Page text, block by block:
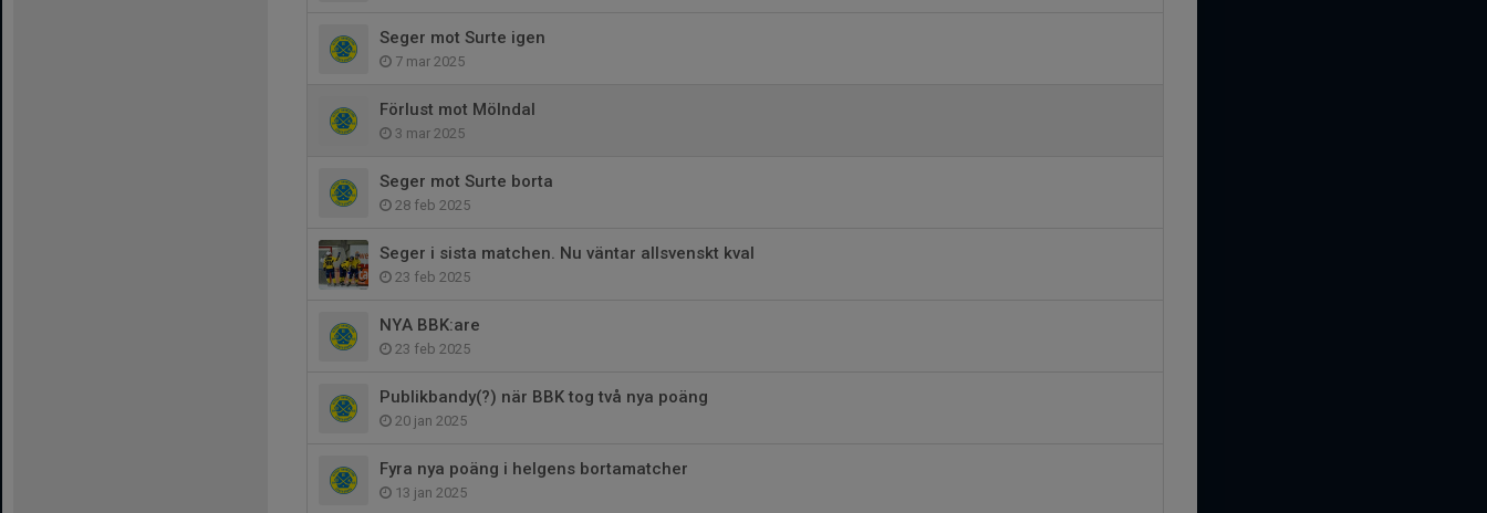
Seger mot Surte igen
7 mar 2025
Förlust mot Mölndal
3 mar 2025
Seger mot Surte borta
28 feb 2025
Seger i sista matchen. Nu väntar allsvenskt kval
23 feb 2025
NYA BBK:are
23 feb 2025
Publikbandy(?) när BBK tog två nya poäng
20 jan 2025
Fyra nya poäng i helgens bortamatcher
13 jan 2025